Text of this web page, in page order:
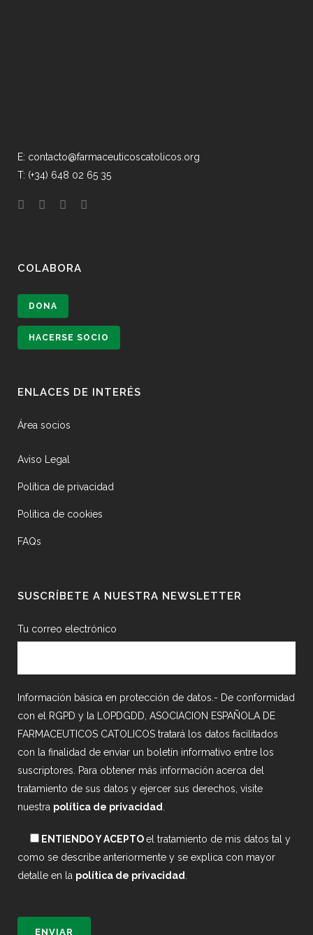
E: contacto@farmaceuticoscatolicos.org
T: (+34) 648 02 65 35
COLABORA
DONA
HACERSE SOCIO
ENLACES DE INTERÉS
Área socios
Aviso Legal
Política de privacidad
Política de cookies
FAQs
SUSCRÍBETE A NUESTRA NEWSLETTER
Tu correo electrónico
Información básica en protección de datos.- De conformidad
con el RGPD y la LOPDGDD, ASOCIACION ESPAÑOLA DE
FARMACEUTICOS CATOLICOS tratará los datos facilitados
con la finalidad de enviar un boletín informativo entre los
suscriptores. Para obtener más información acerca del
tratamiento de sus datos y ejercer sus derechos, visite
nuestra política de privacidad
ENTIENDO Y ACEPTOel tratamiento de mis datos tal y
como se describe anteriormente y se explica con mayor
detalle en la política de privacidad